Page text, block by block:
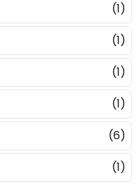
(1)
(1)
(1)
(1)
(6)
(1)